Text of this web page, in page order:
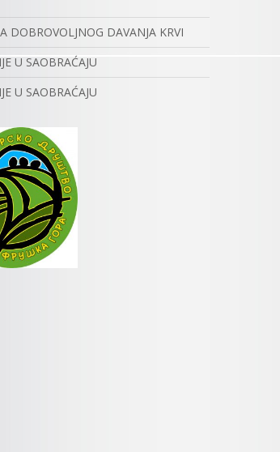
DOBROVOLJNOG DAVANJA KRVI
U SAOBRAĆAJU
U SAOBRAĆAJU